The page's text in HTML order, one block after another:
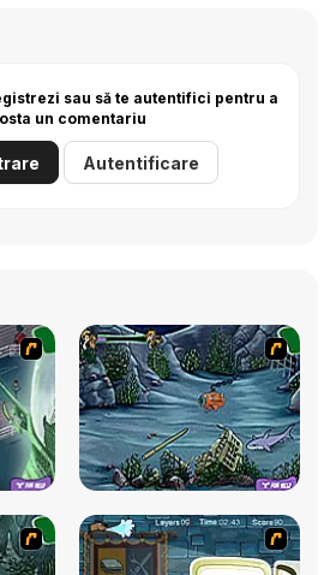
sau să te autentifici pentru a
un comentariu
Autentificare